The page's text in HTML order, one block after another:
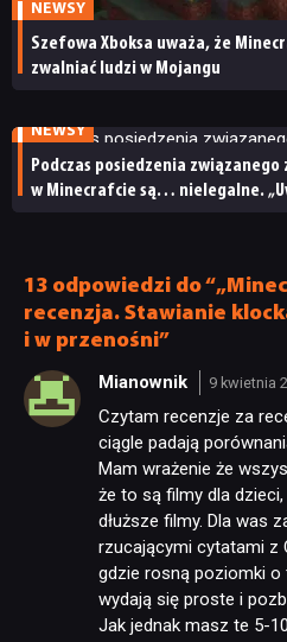
NEWSY
Szefowa Xboksa uważa, że
zwalniać ludzi w Mojangu
NEWSY
Podczas posiedzenia
w Minecrafcie są… nielegalne.
13 odpowiedzi do
recenzja. Stawianie
i w przenośni”
Mianownik 9 kwietnia
Czytam recenzje za
ciągle padają
Mam wrażenie że
że to są filmy dla
dłuższe filmy. Dla was
rzucającymi cytatami z
gdzie rosną poziomki
wydają się proste i
Jak jednak masz te 5-